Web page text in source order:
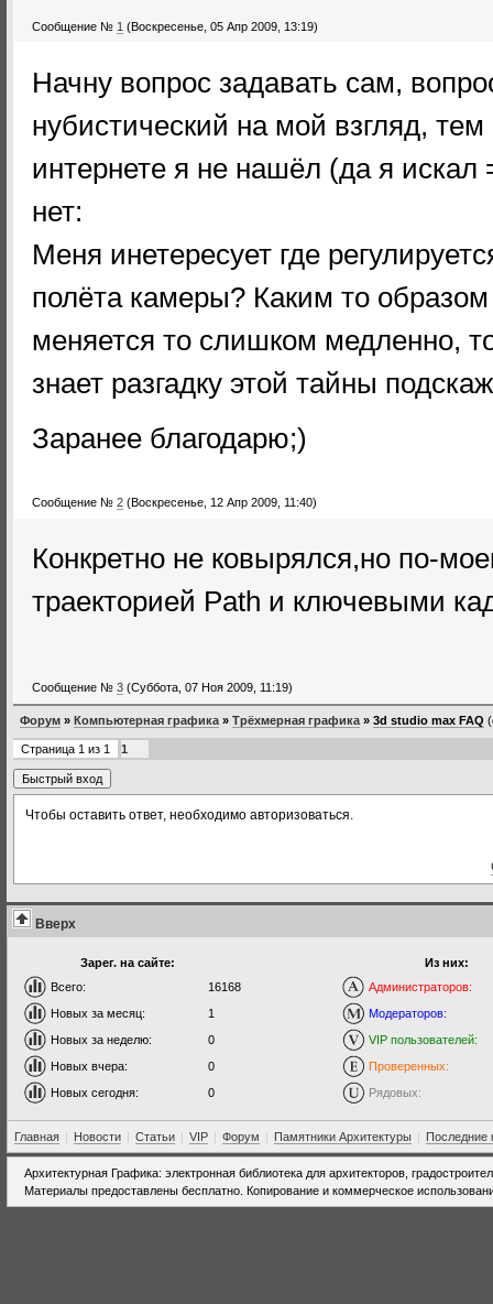
Сообщение № 1 (Воскресенье, 05 Апр 2009, 13:19)
Начну вопрос задавать сам,
нубистический на мой взгляд,
интернете я не нашёл (да я
нет:
Меня инетересует где
полёта камеры? Каким то
меняется то слишком медленно,
знает разгадку этой тайны
Заранее благодарю;)
Сообщение № 2 (Воскресенье, 12 Апр 2009, 11:40)
Конкретно не ковырялся,но по-
траекторией Path и ключевыми
Сообщение № 3 (Суббота, 07 Ноя 2009, 11:19)
Форум » Компьютерная графика » Трёхмерная графика » 3d studio max FAQ
Страница 1 из 1 1
Чтобы оставить ответ, необходимо авторизоваться.
Вверх
Зарег. на сайте:
Всего:
16168
Новых за месяц:
1
Новых за неделю:
0
Новых вчера:
0
Новых сегодня:
0
Из них:
Администраторов:
Модераторов:
VIP пользователей:
Проверенных:
Рядовых:
Главная | Новости | Статьи | VIP | Форум | Памятники Архитектуры | Последние
Архитектурная Графика: электронная библиотека для архитекторов,
Материалы предоставлены бесплатно. Копирование и коммерческое